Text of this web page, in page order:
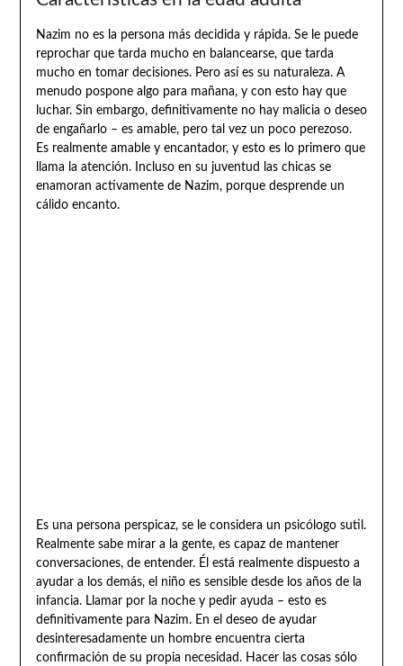
Nazim no es la persona más decidida y rápida. Se le puede
reprochar que tarda mucho en balancearse, que tarda
mucho en tomar decisiones. Pero así es su naturaleza. A
menudo pospone algo para mañana, y con esto hay que
luchar. Sin embargo, definitivamente no hay malicia o deseo
de engañarlo – es amable, pero tal vez un poco perezoso.
Es realmente amable y encantador, y esto es lo primero que
llama la atención. Incluso en su juventud las chicas se
enamoran activamente de Nazim, porque desprende un
cálido encanto.
Es una persona perspicaz, se le considera un psicólogo sutil.
Realmente sabe mirar a la gente, es capaz de mantener
conversaciones, de entender. Él está realmente dispuesto a
ayudar a los demás, el niño es sensible desde los años de la
infancia. Llamar por la noche y pedir ayuda – esto es
definitivamente para Nazim. En el deseo de ayudar
desinteresadamente un hombre encuentra cierta
confirmación de su propia necesidad. Hacer las cosas sólo